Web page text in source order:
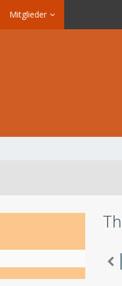
Mitglieder